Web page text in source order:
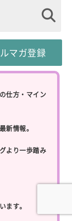
マガ登録
仕方・マイン
新情報。
より一歩踏み
ます。